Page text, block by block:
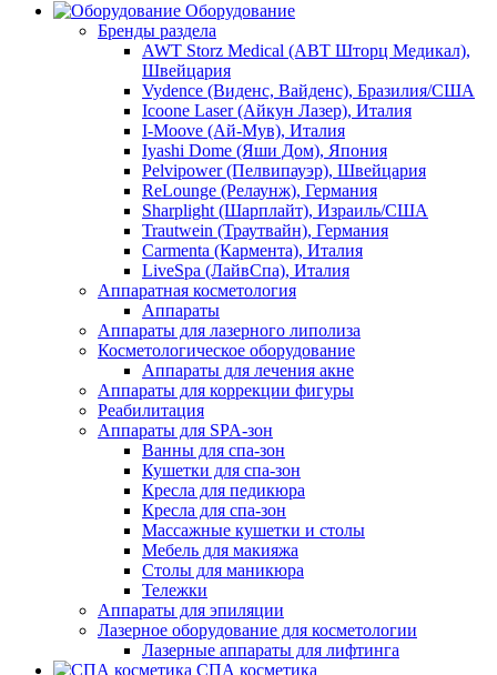
Оборудование
Бренды раздела
AWT Storz Medical (АВТ Шторц Медикал),
Швейцария
Vydence (Виденс, Вайденс), Бразилия/США
Icoone Laser (Айкун Лазер), Италия
I-Moove (Ай-Мув), Италия
Iyashi Dome (Яши Дом), Япония
Pelvipower (Пелвипауэр), Швейцария
ReLounge (Релаунж), Германия
Sharplight (Шарплайт), Израиль/США
Trautwein (Траутвайн), Германия
Carmenta (Кармента), Италия
LiveSpa (ЛайвСпа), Италия
Аппаратная косметология
Аппараты
Аппараты для лазерного липолиза
Косметологическое оборудование
Аппараты для лечения акне
Аппараты для коррекции фигуры
Реабилитация
Аппараты для SPA-зон
Ванны для спа-зон
Кушетки для спа-зон
Кресла для педикюра
Кресла для спа-зон
Массажные кушетки и столы
Мебель для макияжа
Столы для маникюра
Тележки
Аппараты для эпиляции
Лазерное оборудование для косметологии
Лазерные аппараты для лифтинга
СПА косметика